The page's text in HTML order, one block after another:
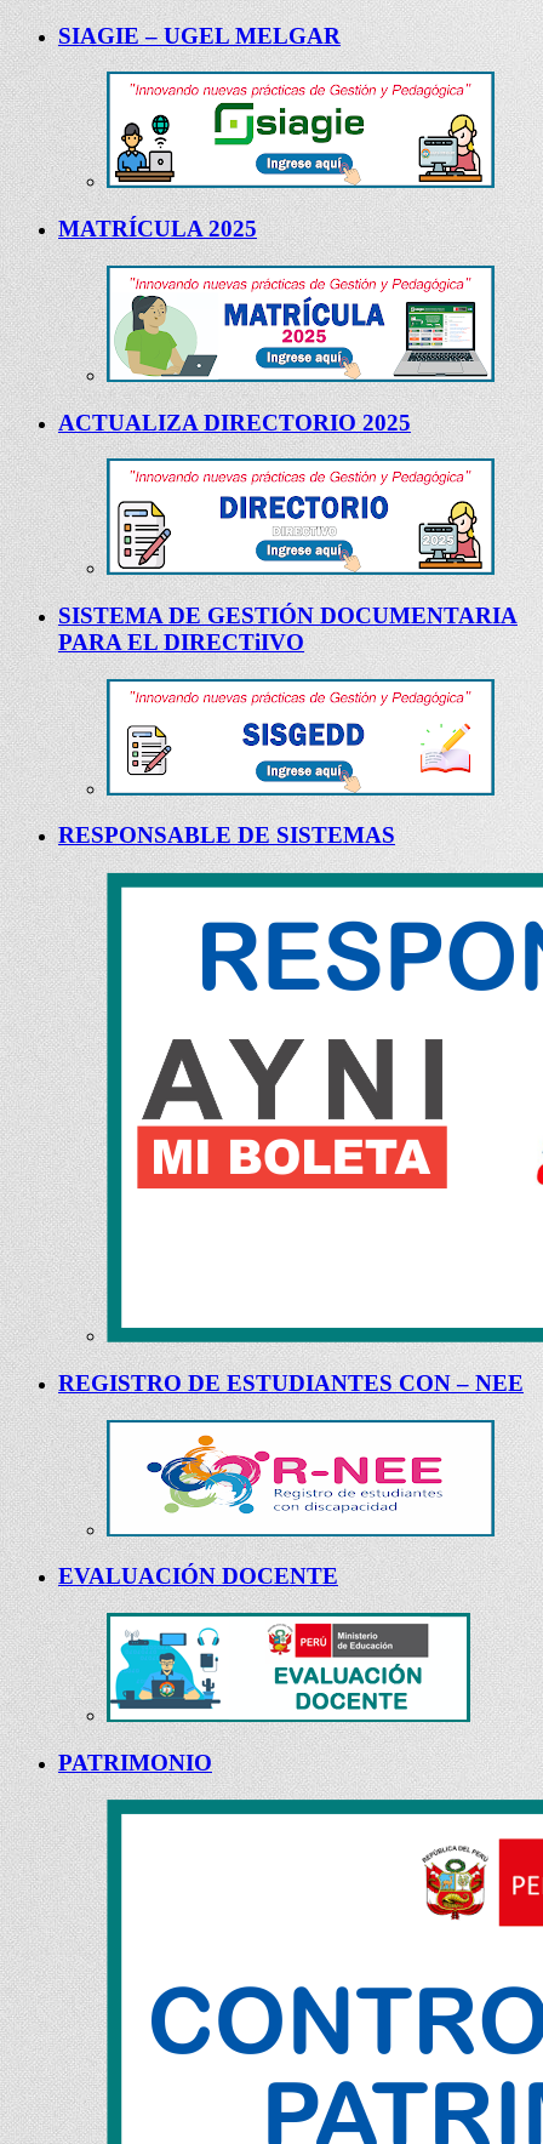
SIAGIE – UGEL MELGAR
MATRÍCULA 2025
ACTUALIZA DIRECTORIO 2025
SISTEMA DE GESTIÓN DOCUMENTARIA
PARA EL DIRECTiIVO
RESPONSABLE DE SISTEMAS
REGISTRO DE ESTUDIANTES CON – NEE
EVALUACIÓN DOCENTE
PATRIMONIO